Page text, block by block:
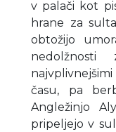
v palači kot
hrane za
obtožijo
času, pa
Angležinjo
pripeljejo v